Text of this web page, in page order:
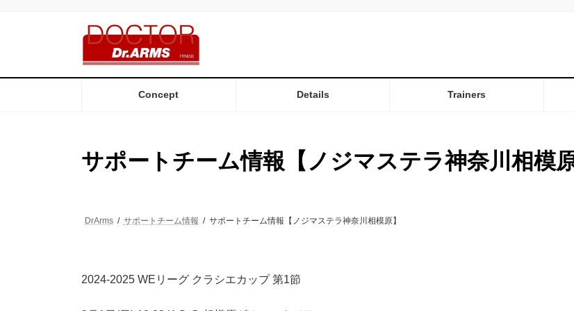
へ
ョ
Concept Details Trainers
サポートチーム情報【ノジマステラ神奈川相模原
DrArms サポートチーム情報 サポートチーム情報【ノジマステラ神奈川相模原】
2024-2025 WEリーグ クラシエカップ 第1節